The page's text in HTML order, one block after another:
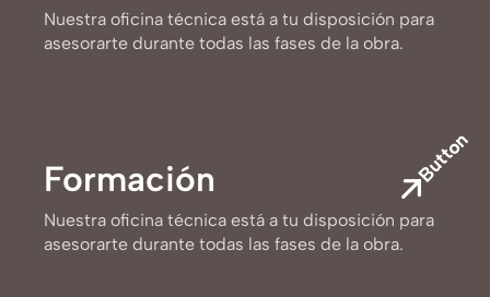
Nuestra oficina técnica está a tu disposición para
asesorarte durante todas las fases de la obra.
Button
Formación
Nuestra oficina técnica está a tu disposición para
asesorarte durante todas las fases de la obra.